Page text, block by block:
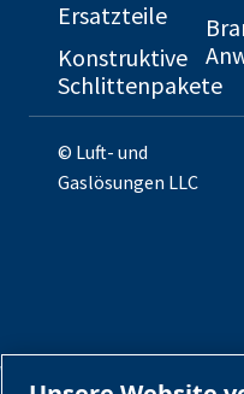
Ersatzteile
Konstruktive
Schlittenpakete
© Luft- und
Gaslösungen LLC